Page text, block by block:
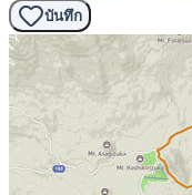
บันทึก